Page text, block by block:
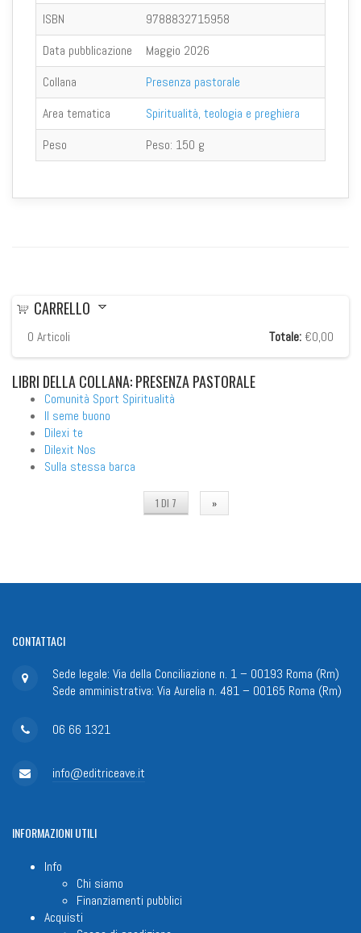
ISBN
9788832715958
Data pubblicazione
Maggio 2026
Collana
Presenza pastorale
Area tematica
Spiritualità, teologia e preghiera
Peso
Peso: 150 g
CARRELLO
0 Articoli Totale: €0,00
LIBRI DELLA COLLANA: PRESENZA PASTORALE
Comunità Sport Spiritualità
Il seme buono
Dilexi te
Dilexit Nos
Sulla stessa barca
1 DI 7 »
CONTATTACI
Sede legale: Via della Conciliazione n. 1 – 00193 Roma (Rm)
Sede amministrativa: Via Aurelia n. 481 – 00165 Roma (Rm)
06 66 1321
info@editriceave.it
INFORMAZIONIUTILI
Info
Chi siamo
Finanziamenti pubblici
Acquisti